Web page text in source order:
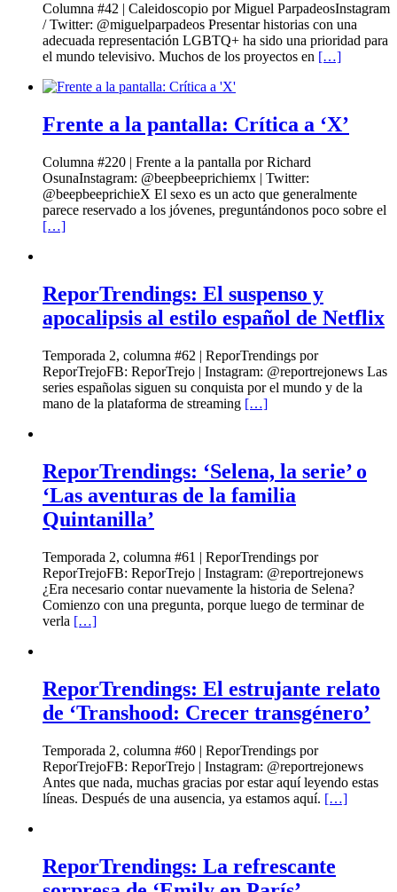
Columna #42 | Caleidoscopio por Miguel ParpadeosInstagram
/ Twitter: @miguelparpadeos Presentar historias con una
adecuada representación LGBTQ+ ha sido una prioridad para
el mundo televisivo. Muchos de los proyectos en […]
Frente a la pantalla: Crítica a ‘X’
Columna #220 | Frente a la pantalla por Richard
OsunaInstagram: @beepbeeprichiemx | Twitter:
@beepbeeprichieX El sexo es un acto que generalmente
parece reservado a los jóvenes, preguntándonos poco sobre el
[…]
ReporTrendings: El suspenso y
apocalipsis al estilo español de Netflix
Temporada 2, columna #62 | ReporTrendings por
ReporTrejoFB: ReporTrejo | Instagram: @reportrejonews Las
series españolas siguen su conquista por el mundo y de la
mano de la plataforma de streaming […]
ReporTrendings: ‘Selena, la serie’ o
‘Las aventuras de la familia
Quintanilla’
Temporada 2, columna #61 | ReporTrendings por
ReporTrejoFB: ReporTrejo | Instagram: @reportrejonews
¿Era necesario contar nuevamente la historia de Selena?
Comienzo con una pregunta, porque luego de terminar de
verla […]
ReporTrendings: El estrujante relato
de ‘Transhood: Crecer transgénero’
Temporada 2, columna #60 | ReporTrendings por
ReporTrejoFB: ReporTrejo | Instagram: @reportrejonews
Antes que nada, muchas gracias por estar aquí leyendo estas
líneas. Después de una ausencia, ya estamos aquí. […]
ReporTrendings: La refrescante